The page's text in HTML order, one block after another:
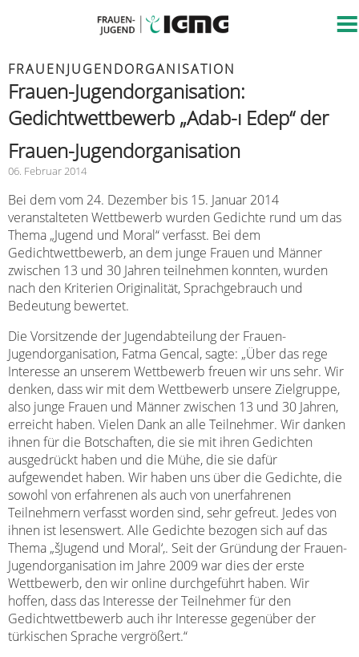
FRAUENJUGENDORGANISATION
Frauen-Jugendorganisation:
Gedichtwettbewerb „Adab-ı Edep“ der
Frauen-Jugendorganisation
06. Februar 2014
Bei dem vom 24. Dezember bis 15. Januar 2014
veranstalteten Wettbewerb wurden Gedichte rund um das
Thema „Jugend und Moral“ verfasst. Bei dem
Gedichtwettbewerb, an dem junge Frauen und Männer
zwischen 13 und 30 Jahren teilnehmen konnten, wurden
nach den Kriterien Originalität, Sprachgebrauch und
Bedeutung bewertet.
Die Vorsitzende der Jugendabteilung der Frauen-
Jugendorganisation, Fatma Gencal, sagte: „Über das rege
Interesse an unserem Wettbewerb freuen wir uns sehr. Wir
denken, dass wir mit dem Wettbewerb unsere Zielgruppe,
also junge Frauen und Männer zwischen 13 und 30 Jahren,
erreicht haben. Vielen Dank an alle Teilnehmer. Wir danken
ihnen für die Botschaften, die sie mit ihren Gedichten
ausgedrückt haben und die Mühe, die sie dafür
aufgewendet haben. Wir haben uns über die Gedichte, die
sowohl von erfahrenen als auch von unerfahrenen
Teilnehmern verfasst worden sind, sehr gefreut. Jedes von
ihnen ist lesenswert. Alle Gedichte bezogen sich auf das
Thema „šJugend und Moral‘,. Seit der Gründung der Frauen-
Jugendorganisation im Jahre 2009 war dies der erste
Wettbewerb, den wir online durchgeführt haben. Wir
hoffen, dass das Interesse der Teilnehmer für den
Gedichtwettbewerb auch ihr Interesse gegenüber der
türkischen Sprache vergrößert.“